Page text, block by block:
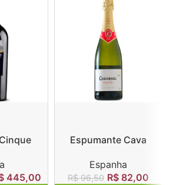
445,00
Espumante Cava
Espanha
R$96,50 R$ 82,00